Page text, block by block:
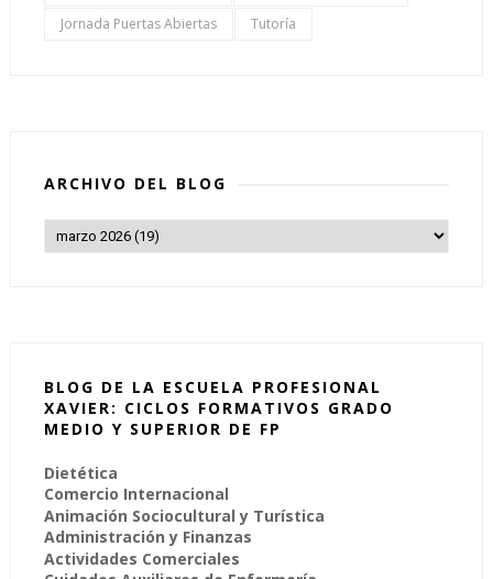
Jornada Puertas Abiertas
Tutoría
ARCHIVO DEL BLOG
BLOG DE LA ESCUELA PROFESIONAL
XAVIER: CICLOS FORMATIVOS GRADO
MEDIO Y SUPERIOR DE FP
Dietética
Comercio Internacional
Animación Sociocultural y Turística
Administración y Finanzas
Actividades Comerciales